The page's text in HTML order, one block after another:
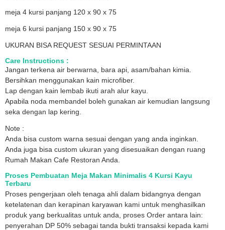
meja 4 kursi panjang 120 x 90 x 75
meja 6 kursi panjang 150 x 90 x 75
UKURAN BISA REQUEST SESUAI PERMINTAAN
Care Instructions :
Jangan terkena air berwarna, bara api, asam/bahan kimia.
Bersihkan menggunakan kain microfiber.
Lap dengan kain lembab ikuti arah alur kayu.
Apabila noda membandel boleh gunakan air kemudian langsung
seka dengan lap kering.
Note :
Anda bisa custom warna sesuai dengan yang anda inginkan.
Anda juga bisa custom ukuran yang disesuaikan dengan ruang
Rumah Makan Cafe Restoran Anda.
Proses Pembuatan Meja Makan Minimalis 4 Kursi Kayu
Terbaru
Proses pengerjaan oleh tenaga ahli dalam bidangnya dengan
ketelatenan dan kerapinan karyawan kami untuk menghasilkan
produk yang berkualitas untuk anda, proses Order antara lain:
penyerahan DP 50% sebagai tanda bukti transaksi kepada kami